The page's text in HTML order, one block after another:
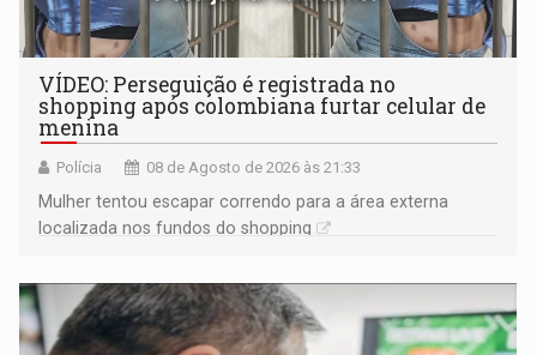
VÍDEO: Perseguição é registrada no
shopping após colombiana furtar celular de
menina
Polícia 08 de Agosto de 2026 às 21:33
Mulher tentou escapar correndo para a área externa
localizada nos fundos do shopping